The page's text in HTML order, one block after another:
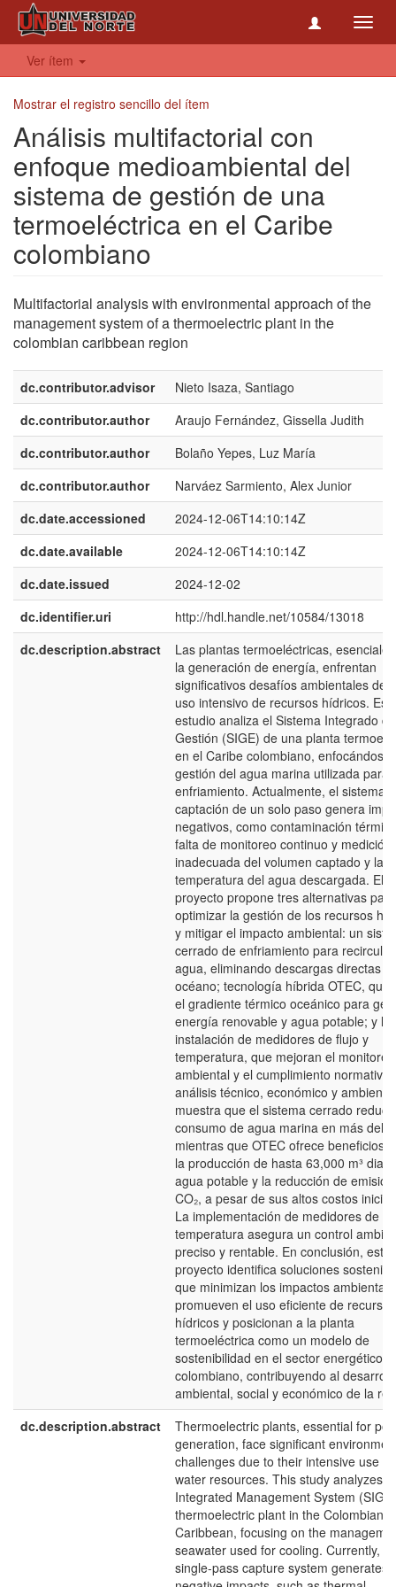
Ver ítem
Mostrar el registro sencillo del ítem
Análisis multifactorial con
enfoque medioambiental del
sistema de gestión de una
termoeléctrica en el Caribe
colombiano
Multifactorial analysis with environmental approach of the
management system of a thermoelectric plant in the
colombian caribbean region
dc.contributor.advisor
Nieto Isaza, Santiago
dc.contributor.author
Araujo Fernández, Gissella Judith
dc.contributor.author
Bolaño Yepes, Luz María
dc.contributor.author
Narváez Sarmiento, Alex Junior
dc.date.accessioned
2024-12-06T14:10:14Z
dc.date.available
2024-12-06T14:10:14Z
dc.date.issued
2024-12-02
dc.identifier.uri
http://hdl.handle.net/10584/13018
dc.description.abstract
Las plantas termoeléctricas,
la generación de energía, enfrentan
significativos desafíos ambientales
uso intensivo de recursos hídricos.
estudio analiza el Sistema Integrado de
Gestión (SIGE) de una planta
en el Caribe colombiano, enfocándose
gestión del agua marina utilizada para
enfriamiento. Actualmente, el sistema
captación de un solo paso genera
negativos, como contaminación
falta de monitoreo continuo y medición
inadecuada del volumen captado y la
temperatura del agua descargada. El
proyecto propone tres alternativas para
optimizar la gestión de los recursos
y mitigar el impacto ambiental: un
cerrado de enfriamiento para
agua, eliminando descargas directas al
océano; tecnología híbrida OTEC, que
el gradiente térmico oceánico para
energía renovable y agua potable; y la
instalación de medidores de flujo y
temperatura, que mejoran el monitoreo
ambiental y el cumplimiento normativo.
análisis técnico, económico y ambiental
muestra que el sistema cerrado
consumo de agua marina en más del
mientras que OTEC ofrece beneficios
la producción de hasta 63,000 m³
agua potable y la reducción de
CO₂, a pesar de sus altos costos
La implementación de medidores de
temperatura asegura un control
preciso y rentable. En conclusión, este
proyecto identifica soluciones
que minimizan los impactos
promueven el uso eficiente de recursos
hídricos y posicionan a la planta
termoeléctrica como un modelo de
sostenibilidad en el sector energético
colombiano, contribuyendo al
ambiental, social y económico de la
dc.description.abstract
Thermoelectric plants, essential for
generation, face significant
challenges due to their intensive use of
water resources. This study analyzes
Integrated Management System
thermoelectric plant in the Colombian
Caribbean, focusing on the
seawater used for cooling. Currently,
single-pass capture system generates